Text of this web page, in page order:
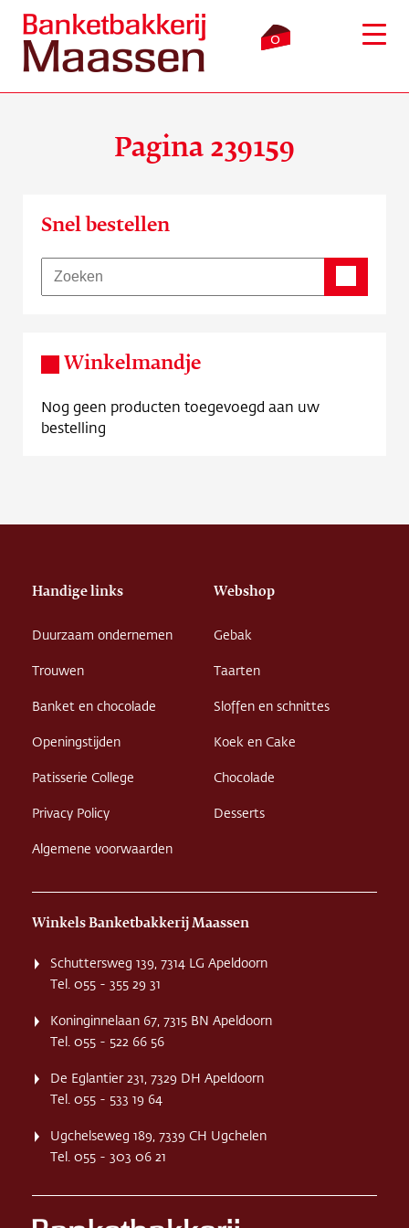
0
Verkooppunten
Over ons
Contact
Pagina 239159
Snel bestellen
Winkelmandje
Nog geen producten toegevoegd aan uw
bestelling
Handige links
Duurzaam ondernemen
Trouwen
Banket en chocolade
Openingstijden
Patisserie College
Privacy Policy
Algemene voorwaarden
Webshop
Gebak
Taarten
Sloffen en schnittes
Koek en Cake
Chocolade
Desserts
Winkels Banketbakkerij Maassen
Schuttersweg 139, 7314 LG Apeldoorn
Tel. 055 - 355 29 31
Koninginnelaan 67, 7315 BN Apeldoorn
Tel. 055 - 522 66 56
De Eglantier 231, 7329 DH Apeldoorn
Tel. 055 - 533 19 64
Ugchelseweg 189, 7339 CH Ugchelen
Tel. 055 - 303 06 21